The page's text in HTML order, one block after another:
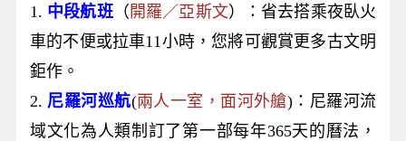
1. 中段航班（ 開羅／亞斯文）：省去搭乘夜臥火
車的不便或拉車11小時，您將可觀賞更多古文明
鉅作。
2. 尼羅河巡航(兩人一室，面河外艙)：尼羅河流
域文化為人類制訂了第一部每年365天的曆法，